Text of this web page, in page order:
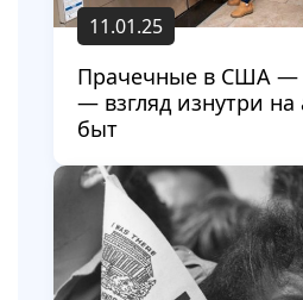
11.01.25
Прачечные в США —
— взгляд изнутри
быт